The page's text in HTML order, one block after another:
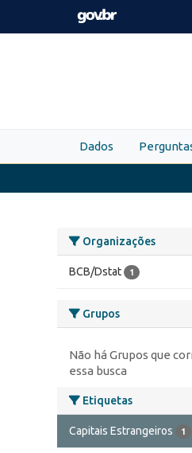
Skip to main content
Dados
Organizações
BCB/Dstat 1
Grupos
Não há Grupos que
essa busca
Etiquetas
Capitais Estrangeiros 1